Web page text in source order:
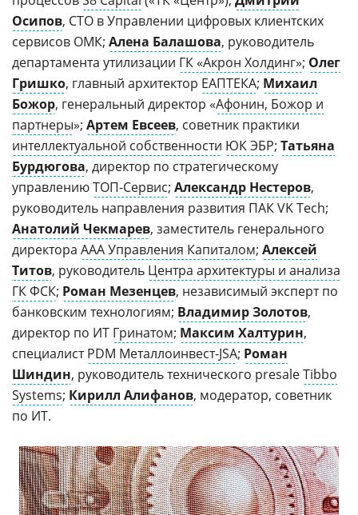
Осипов, СТО в Управлении цифровых клиентских
сервисов ОМК; Алена Балашова, руководитель
департамента утилизации ГК «Акрон Холдинг»; Олег
Гришко, главный архитектор ЕАПТЕКА; Михаил
Божор, генеральный директор «Афонин, Божор и
партнеры»; Артем Евсеев, советник практики
интеллектуальной собственности ЮК ЭБР; Татьяна
Бурдюгова, директор по стратегическому
управлениюТОП-Сервис; Александр Нестеров,
руководитель направления развития ПАК VK Tech;
Анатолий Чекмарев, заместитель генерального
директора ААА Управления Капиталом; Алексей
Титов, руководитель Центра архитектуры и анализа
ГК ФСК; Роман Мезенцев, независимый эксперт по
банковским технологиям; Владимир Золотов,
директор по ИТ Гринатом; Максим Халтурин,
специалистPDM Металлоинвест-JSA; Роман
Шиндин, руководитель технического presaleTibbo
Systems; Кирилл Алифанов, модератор, советник
по ИТ.